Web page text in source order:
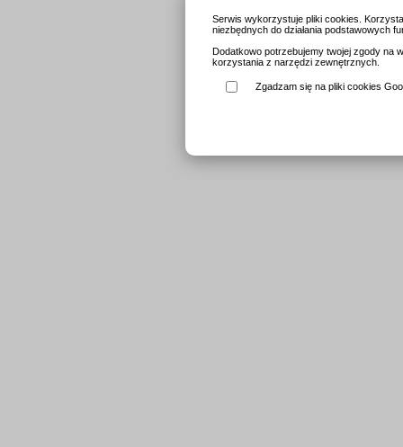
Serwis wykorzystuje pliki cookies.
niezbędnych do działania podstawowych
Dodatkowo potrzebujemy twojej zgody na
korzystania z narzędzi zewnętrznych.
Zgadzam się na pliki cookies